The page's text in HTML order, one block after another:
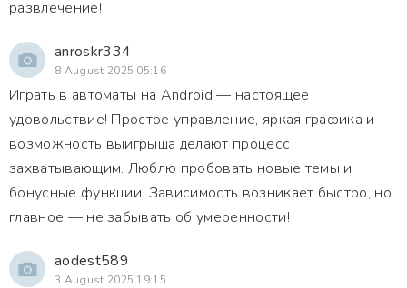
развлечение!
anroskr334
8 August 2025 05:16
Играть в автоматы на Android — настоящее
удовольствие! Простое управление, яркая графика и
возможность выигрыша делают процесс
захватывающим. Люблю пробовать новые темы и
бонусные функции. Зависимость возникает быстро, но
главное — не забывать об умеренности!
aodest589
3 August 2025 19:15